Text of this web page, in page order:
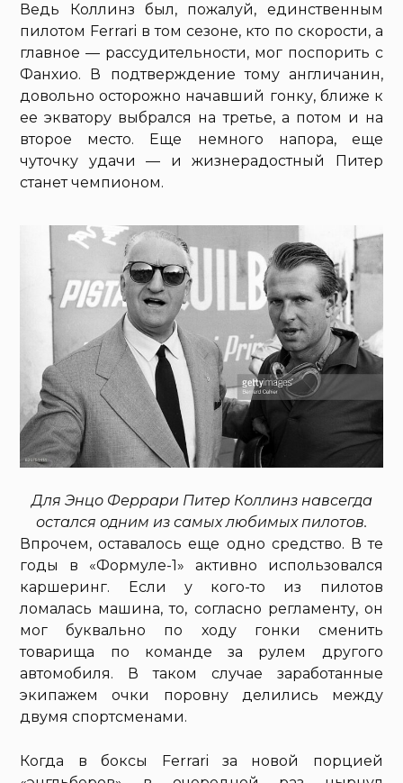
Ведь Коллинз был, пожалуй, единственным
пилотом Ferrari в том сезоне, кто по скорости, а
главное — рассудительности, мог поспорить с
Фанхио. В подтверждение тому англичанин,
довольно осторожно начавший гонку, ближе к
ее экватору выбрался на третье, а потом и на
второе место. Еще немного напора, еще
чуточку удачи — и жизнерадостный Питер
станет чемпионом.
Для Энцо Феррари Питер Коллинз навсегда
остался одним из самых любимых пилотов.
Впрочем, оставалось еще одно средство. В те
годы в «Формуле-1» активно использовался
каршеринг. Если у кого-то из пилотов
ломалась машина, то, согласно регламенту, он
мог буквально по ходу гонки сменить
товарища по команде за рулем другого
автомобиля. В таком случае заработанные
экипажем очки поровну делились между
двумя спортсменами.
Когда в боксы Ferrari за новой порцией